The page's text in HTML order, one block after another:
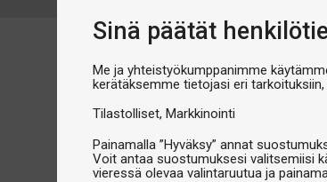
Sinä päätät
Me ja yhteistyökumppanimme
kerätäksemme tietojasi eri tarkoituksiin,
Tilastolliset Markkinointi
Painamalla ”Hyväksy” annat
Voit antaa suostumuksesi valitsemiisi
vieressä olevaa valintaruutua ja
luokka